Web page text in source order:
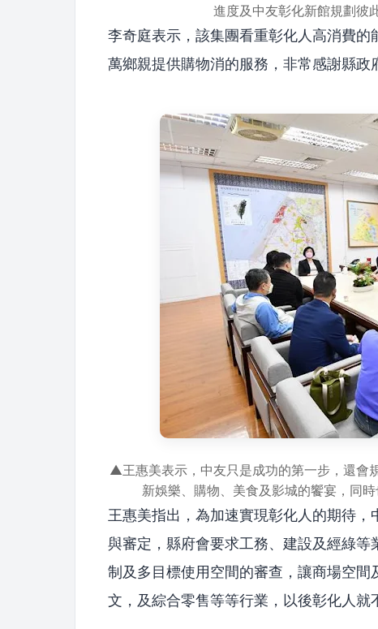
進度及中友彰化新館規劃彼
李奇庭表示，該集團看重彰化人高消費
萬鄉親提供購物消的服務，非常感謝縣政
▲王惠美表示，中友只是成功的第一步，還會
新娛樂、購物、美食及影城的饗宴，同
王惠美指出，為加速實現彰化人的期待
與審定，縣府會要求工務、建設及經綠
制及多目標使用空間的審查，讓商場空
文，及綜合零售等等行業，以後彰化人就